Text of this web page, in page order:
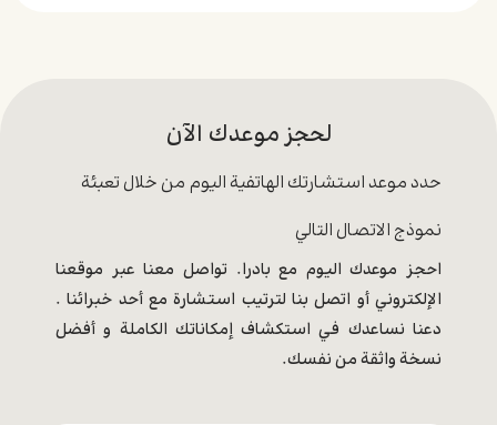
لحجز موعدك الآن
حدد موعد استشارتك الهاتفية اليوم من خلال تعبئة
نموذج الاتصال التالي
احجز موعدك اليوم مع بادرا. تواصل معنا عبر موقعنا
الإلكتروني أو اتصل بنا لترتيب استشارة مع أحد خبرائنا .
دعنا نساعدك في استكشاف إمكاناتك الكاملة و أفضل
نسخة واثقة من نفسك.